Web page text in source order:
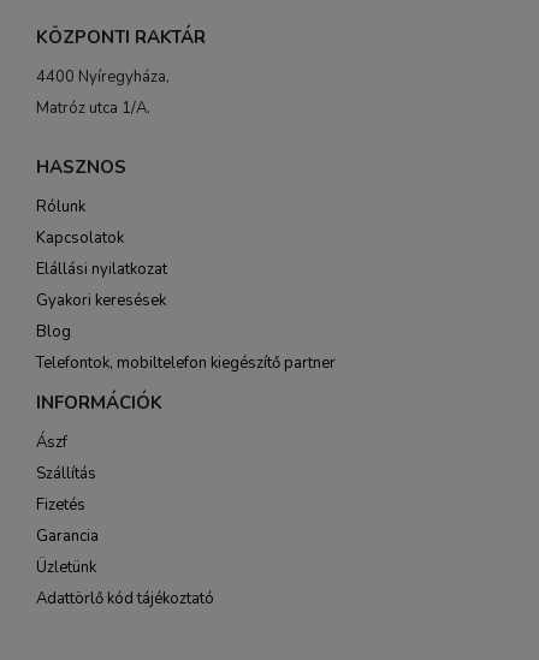
KÖZPONTI RAKTÁR
4400 Nyíregyháza,
Matróz utca 1/A.
HASZNOS
Rólunk
Kapcsolatok
Elállási nyilatkozat
Gyakori keresések
Blog
Telefontok, mobiltelefon kiegészítő partner
INFORMÁCIÓK
Ászf
Szállítás
Fizetés
Garancia
Üzletünk
Adattörlő kód tájékoztató